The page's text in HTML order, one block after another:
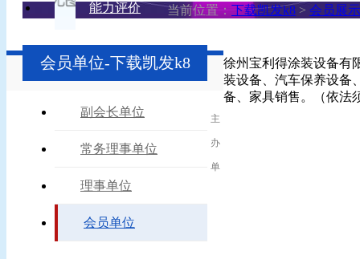
能力评价 当前位置： 下载凯发k8 > 会员展示
会员单位-下载凯发k8
副会长单位
常务理事单位
理事单位
会员单位
徐州宝利得涂装设备有
装设备、汽车保养设备
备、家具销售。（依法
主
办
单